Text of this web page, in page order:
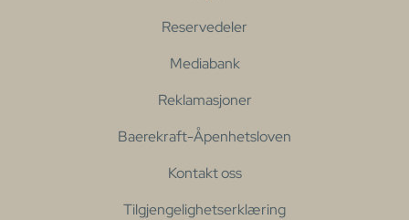
Reservedeler
Mediabank
Reklamasjoner
Baerekraft-Åpenhetsloven
Kontakt oss
Tilgjengelighetserklæring